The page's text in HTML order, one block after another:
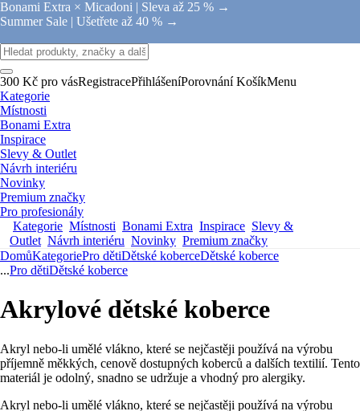
Bonami Extra × Micadoni | Sleva až 25 % →
Summer Sale | Ušetřete až 40 % →
300 Kč pro vásRegistracePřihlášeníPorovnání KošíkMenu
Kategorie
Místnosti
Bonami Extra
Inspirace
Slevy & Outlet
Návrh interiéru
Novinky
Premium značky
Pro profesionály
Kategorie Místnosti Bonami Extra Inspirace Slevy &
Outlet Návrh interiéru Novinky Premium značky
DomůKategoriePro dětiDětské koberceDětské koberce
...Pro dětiDětské koberce
Akrylové dětské koberce
Akryl nebo-li umělé vlákno, které se nejčastěji používá na výrobu
příjemně měkkých, cenově dostupných koberců a dalších textilií. Tento
materiál je odolný, snadno se udržuje a vhodný pro alergiky.
Akryl nebo-li umělé vlákno, které se nejčastěji používá na výrobu